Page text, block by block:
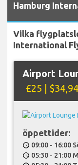
Hamburg
Vilka
International
Airport
£25 |
öppettider:
schedule 09:00 - 16:00
schedule 05:30 - 21:00